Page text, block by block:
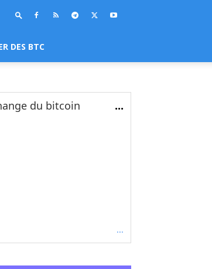
DES BTC
du bitcoin ...
...